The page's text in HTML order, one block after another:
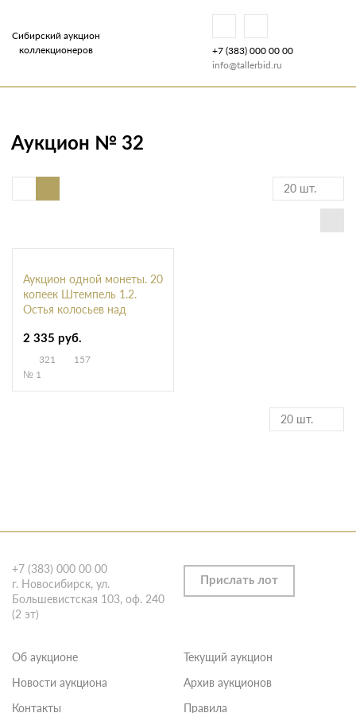
Сибирский аукцион
коллекционеров
+7 (383) 000 00 00
info@tallerbid.ru
Аукцион № 32
20 шт.
Аукцион одной монеты. 20
копеек Штемпель 1.2.
Остья колосьев над
луч солнца левее прорези,
1921, Ag
2 335 руб.
321
157
№ 1
20 шт.
+7 (383) 000 00 00
г. Новосибирск, ул.
Большевистская 103, оф. 240
(2 эт)
Прислать лот
Об аукционе
Новости аукциона
Контакты
Текущий аукцион
Архив аукционов
Правила